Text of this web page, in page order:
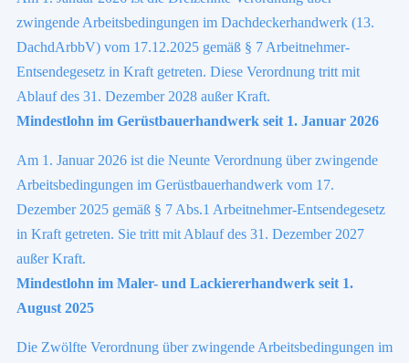
zwingende Arbeitsbedingungen im Dachdeckerhandwerk (13.
DachdArbbV) vom 17.12.2025 gemäß § 7 Arbeitnehmer-
Entsendegesetz in Kraft getreten. Diese Verordnung tritt mit
Ablauf des 31. Dezember 2028 außer Kraft.
Mindestlohn im Gerüstbauerhandwerk seit 1. Januar 2026
Am 1. Januar 2026 ist die Neunte Verordnung über zwingende
Arbeitsbedingungen im Gerüstbauerhandwerk vom 17.
Dezember 2025 gemäß § 7 Abs.1 Arbeitnehmer-Entsendegesetz
in Kraft getreten. Sie tritt mit Ablauf des 31. Dezember 2027
außer Kraft.
Mindestlohn im Maler- und Lackiererhandwerk seit 1.
August 2025
Die Zwölfte Verordnung über zwingende Arbeitsbedingungen im